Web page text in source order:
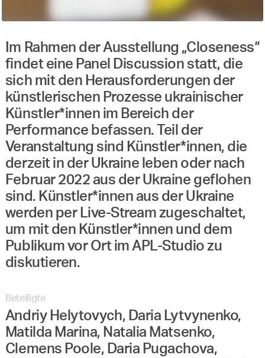
Im Rahmen der Ausstellung „Closeness“
findet eine Panel Discussion statt, die
sich mit den Herausforderungen der
künstlerischen Prozesse ukrainischer
Künstler*innen im Bereich der
Performance befassen. Teil der
Veranstaltung sind Künstler*innen, die
derzeit in der Ukraine leben oder nach
Februar 2022 aus der Ukraine geflohen
sind. Künstler*innen aus der Ukraine
werden per Live-Stream zugeschaltet,
um mit den Künstler*innen und dem
Publikum vor Ort im APL-Studio zu
diskutieren.
Beteiligte
Andriy Helytovych, Daria Lytvynenko,
Matilda Marina, Natalia Matsenko,
Clemens Poole, Daria Pugachova,